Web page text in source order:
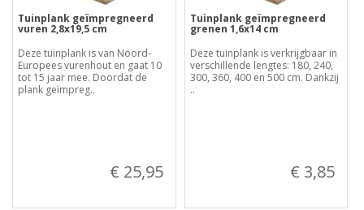
Tuinplank geïmpregneerd
vuren 2,8x19,5 cm
Deze tuinplank is van Noord-
Europees vurenhout en gaat 10
tot 15 jaar mee. Doordat de
plank geïmpreg..
€ 25,95
Tuinplank geïmpregneerd
grenen 1,6x14 cm
Deze tuinplank is verkrijgbaar in
verschillende lengtes: 180, 240,
300, 360, 400 en 500 cm. Dankzij
..
€ 3,85